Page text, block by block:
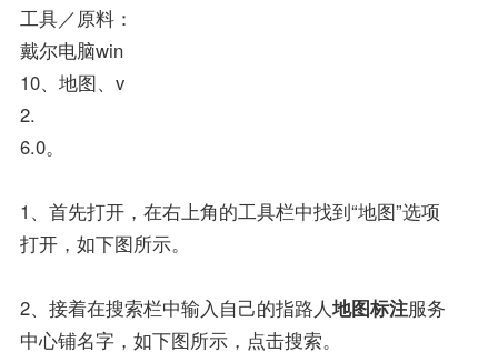
工具／原料：
戴尔电脑win
10、地图、v
2.
6.0。
1、首先打开，在右上角的工具栏中找到“地图”选项
打开，如下图所示。
2、接着在搜索栏中输入自己的指路人地图标注服务
中心铺名字，如下图所示，点击搜索。